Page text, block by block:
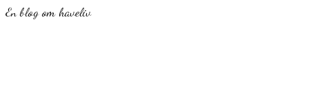
En blog om haveliv